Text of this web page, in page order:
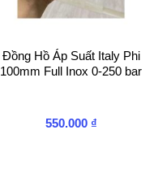
Đồng Hồ Áp Suất Italy Phi
100mm Full Inox 0-250 bar
550.000 ₫